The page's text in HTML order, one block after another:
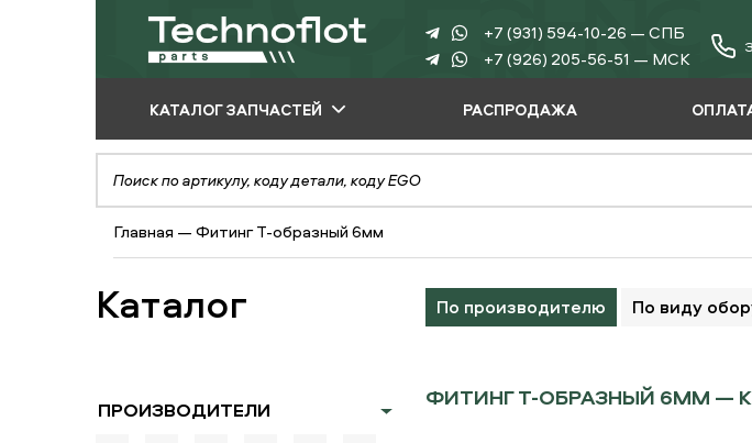
+7 (931) 594-10-26 — СПБ
+7 (926) 205-56-51 — МСК
КАТАЛОГ ЗАПЧАСТЕЙ
ПО ПРОИЗВОДИТЕЛЮ
ПО ВИДУ
ОБОРУДОВАНИЯ
ПО ТИПУ ЗАПЧАСТЕЙ
РАСПРОДАЖА
Главная —Фитинг Т-образный 6мм
Каталог По производителю По виду
ПРОИЗВОДИТЕЛИ ФИТИНГ Т-ОБРАЗНЫЙ 6ММ —